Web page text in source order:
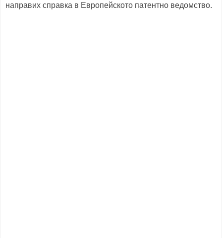
направих справка в Европейското патентно ведомство.